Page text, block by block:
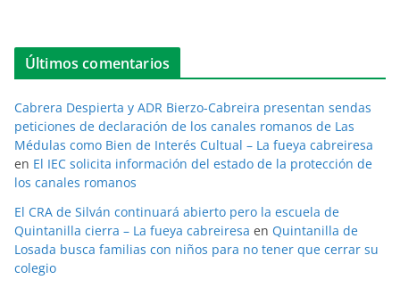
Últimos comentarios
Cabrera Despierta y ADR Bierzo-Cabreira presentan sendas
peticiones de declaración de los canales romanos de Las
Médulas como Bien de Interés Cultual – La fueya cabreiresa
en El IEC solicita información del estado de la protección de
los canales romanos
El CRA de Silván continuará abierto pero la escuela de
Quintanilla cierra – La fueya cabreiresa en Quintanilla de
Losada busca familias con niños para no tener que cerrar su
colegio